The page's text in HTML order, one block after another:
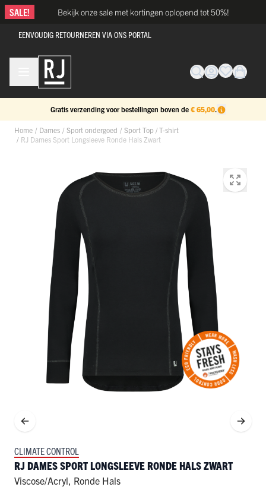
Ga naar de inhoud
SALE! Bekijk onze sale met kortingen oplopend tot 50%!
EENVOUDIG RETOURNEREN VIA ONS PORTAL
Gratis verzending voor bestellingen boven de € 65,00.
Home / Dames / Sport ondergoed / Sport Top / T-shirt
/ RJ Dames Sport Longsleeve Ronde Hals Zwart
CLIMATE CONTROL
RJ DAMES SPORT LONGSLEEVE RONDE HALS ZWART
Viscose/acryl, Ronde Hals